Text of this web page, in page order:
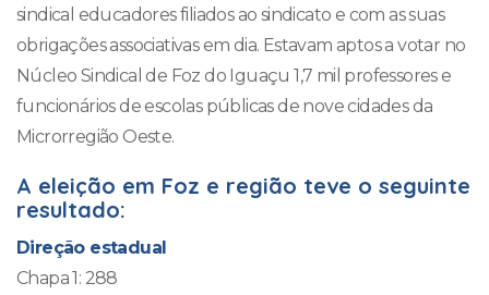
sindical educadores filiados ao sindicato e com as suas
obrigações associativas em dia. Estavam aptos a votar no
Núcleo Sindical de Foz do Iguaçu 1,7 mil professores e
funcionários de escolas públicas de nove cidades da
Microrregião Oeste.
A eleição em Foz e região teve o seguinte
resultado:
Direção estadual
Chapa 1: 288